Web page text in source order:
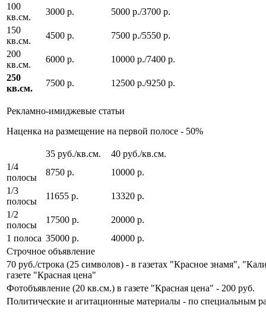
100
кв.см.
3000 р.
5000 р./3700 р.
150
кв.см.
4500 р.
7500 р./5550 р.
200
кв.см.
6000 р.
10000 р./7400 р.
250
кв.см.
7500 р. 12500 р./9250 р.
Рекламно-имиджевые статьи
Наценка на размещение на первой полосе - 50%
35 руб./кв.см.
40 руб./кв.см.
1/4
полосы
8750 р.
10000 р.
1/3
полосы
11655 р.
13320 р.
1/2
полосы
17500 р.
20000 р.
1 полоса 35000 р.
40000 р.
Строчное объявление
70 руб./строка (25 символов) - в газетах "Красное знамя",
газете "Красная цена"
Фотобъявление (20 кв.см.) в газете "Красная цена" - 200 руб.
Политические и агитационные материалы - по специальным